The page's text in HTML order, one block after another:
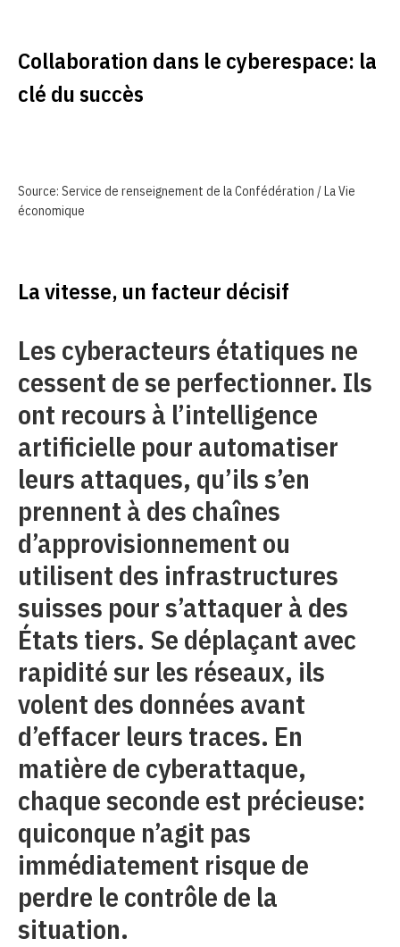
Collaboration dans le cyberespace: la
clé du succès
Source: Service de renseignement de la Confédération / La Vie
économique
La vitesse, un facteur décisif
Les cyberacteurs étatiques ne
cessent de se perfectionner. Ils
ont recours à l’intelligence
artificielle pour automatiser
leurs attaques, qu’ils s’en
prennent à des chaînes
d’approvisionnement ou
utilisent des infrastructures
suisses pour s’attaquer à des
États tiers. Se déplaçant avec
rapidité sur les réseaux, ils
volent des données avant
d’effacer leurs traces. En
matière de cyberattaque,
chaque seconde est précieuse:
quiconque n’agit pas
immédiatement risque de
perdre le contrôle de la
situation.